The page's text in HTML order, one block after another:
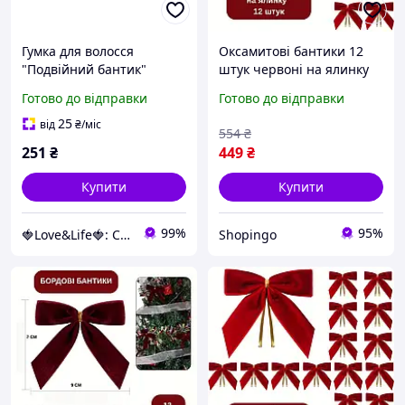
Гумка для волосся
"Подвійний бантик"
штук Love&Life -online-
multimarket-
Готово до відправки
від25₴/міс
251 ₴
Купити
🍓Love&Life🍓: Світ Здоров'я 💋 99%
Оксамитові бантики 12
штук червоні на ялинку
9 на 8 см Shopingo
Готово до відправки
449₴
554 ₴
Купити
Shopingo 95%